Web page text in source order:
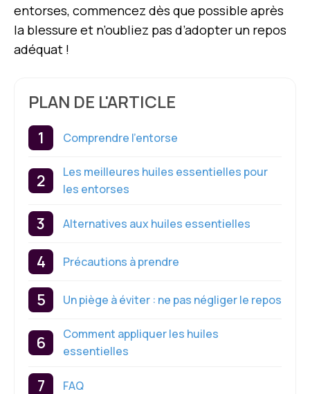
entorses, commencez dès que possible après
la blessure et n’oubliez pas d’adopter un repos
adéquat !
PLAN DE L'ARTICLE
Comprendre l’entorse
Les meilleures huiles essentielles pour
les entorses
Alternatives aux huiles essentielles
Précautions à prendre
Un piège à éviter : ne pas négliger le repos
Comment appliquer les huiles
essentielles
FAQ